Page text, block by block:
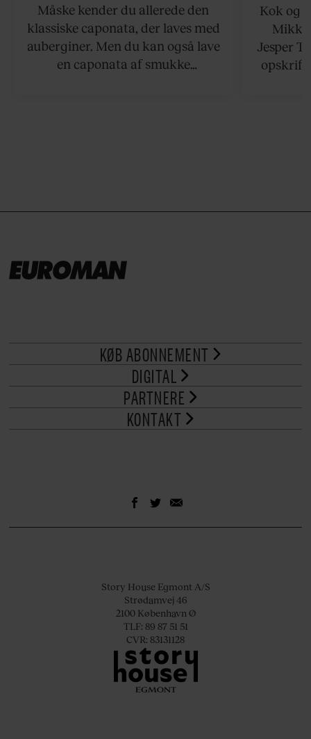
Måske kender du allerede den
klassiske caponata, der laves med
auberginer. Men du kan også lave
en caponata af smukke
Kok og
Jesper
opskrift
KØB ABONNEMENT
DIGITAL
PARTNERE
KONTAKT
Story House Egmont A/S
Strødamvej 46
2100 København Ø
TLF: 89 87 51 51
CVR: 83131128